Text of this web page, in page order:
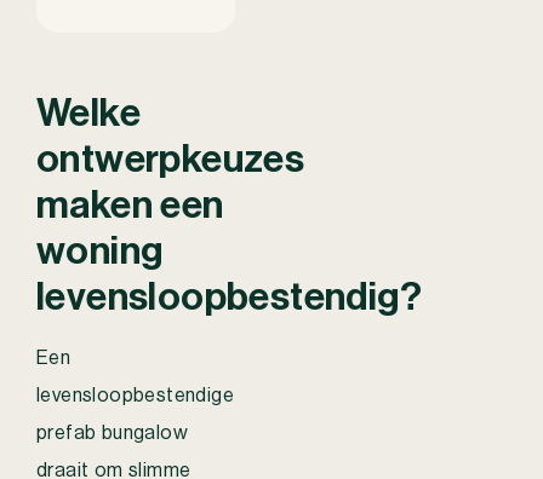
Welke
ontwerpkeuzes
maken een
woning
levensloopbestendig?
Een
levensloopbestendige
prefab bungalow
draait om slimme